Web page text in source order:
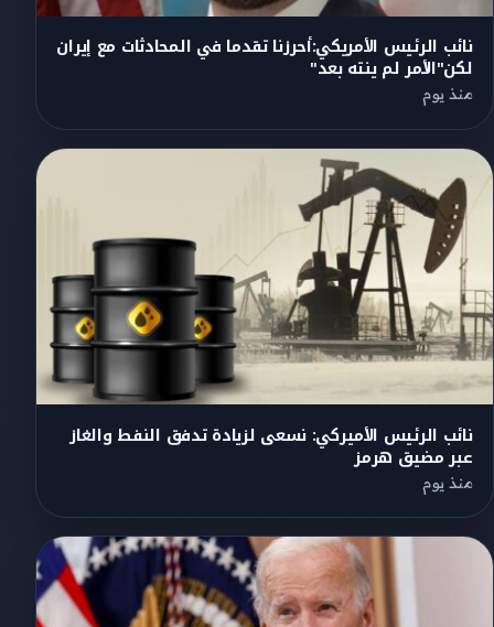
نائب الرئيس الأمريكي:أحرزنا تقدما في المحادثات مع إيران
لكن"الأمر لم ينته بعد"
منذ يوم
نائب الرئيس الأميركي: نسعى لزيادة تدفق النفط والغاز
عبر مضيق هرمز
منذ يوم